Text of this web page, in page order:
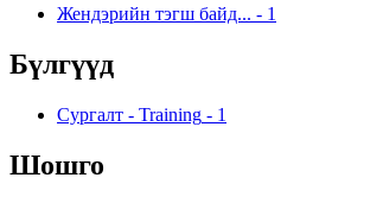
Жендэрийн тэгш байд... - 1
Бүлгүүд
Сургалт - Training - 1
Шошго